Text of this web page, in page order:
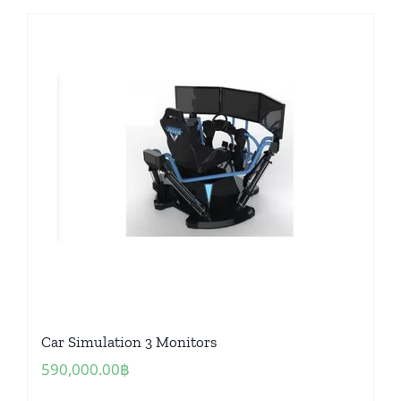
Car Simulation 3 Monitors
590,000.00฿